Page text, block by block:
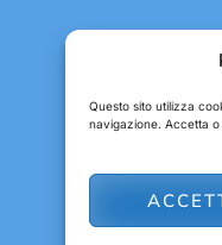
Questo sito utilizza
navigazione. Accetta o
E-mail: